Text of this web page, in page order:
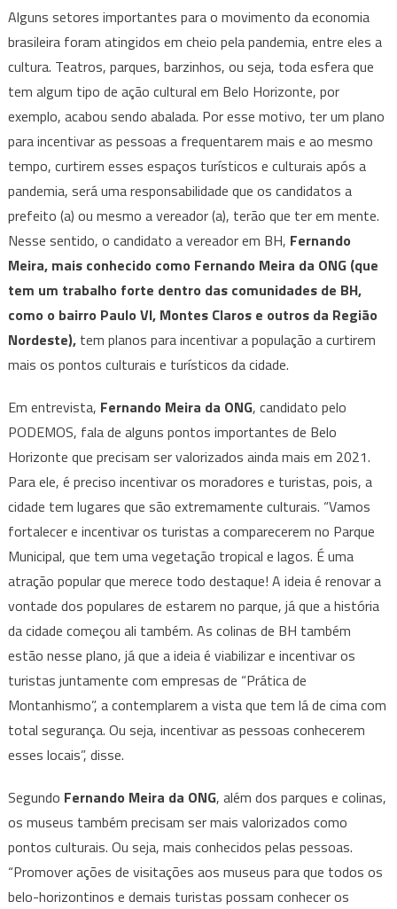
mais
de
BH
Alguns setores importantes para o movimento da economia
brasileira foram atingidos em cheio pela pandemia, entre eles a
cultura. Teatros, parques, barzinhos, ou seja, toda esfera que
tem algum tipo de ação cultural em Belo Horizonte, por
exemplo, acabou sendo abalada. Por esse motivo, ter um plano
para incentivar as pessoas a frequentarem mais e ao mesmo
tempo, curtirem esses espaços turísticos e culturais após a
pandemia, será uma responsabilidade que os candidatos a
prefeito (a) ou mesmo a vereador (a), terão que ter em mente.
Nesse sentido, o candidato a vereador em BH, Fernando
Meira, mais conhecido como Fernando Meira da ONG (que
tem um trabalho forte dentro das comunidades de BH,
como o bairro Paulo VI, Montes Claros e outros da Região
Nordeste),tem planos para incentivar a população a curtirem
mais os pontos culturais e turísticos da cidade.
Em entrevista, Fernando Meira da ONG, candidato pelo
PODEMOS, fala de alguns pontos importantes de Belo
Horizonte que precisam ser valorizados ainda mais em 2021.
Para ele, é preciso incentivar os moradores e turistas, pois, a
cidade tem lugares que são extremamente culturais. “Vamos
fortalecer e incentivar os turistas a comparecerem no Parque
Municipal, que tem uma vegetação tropical e lagos. É uma
atração popular que merece todo destaque! A ideia é renovar a
vontade dos populares de estarem no parque, já que a história
da cidade começou ali também. As colinas de BH também
estão nesse plano, já que a ideia é viabilizar e incentivar os
turistas juntamente com empresas de “Prática de
Montanhismo”, a contemplarem a vista que tem lá de cima com
total segurança. Ou seja, incentivar as pessoas conhecerem
esses locais”, disse.
Segundo Fernando Meira da ONG, além dos parques e colinas,
os museus também precisam ser mais valorizados como
pontos culturais. Ou seja, mais conhecidos pelas pessoas.
“Promover ações de visitações aos museus para que todos os
belo-horizontinos e demais turistas possam conhecer os